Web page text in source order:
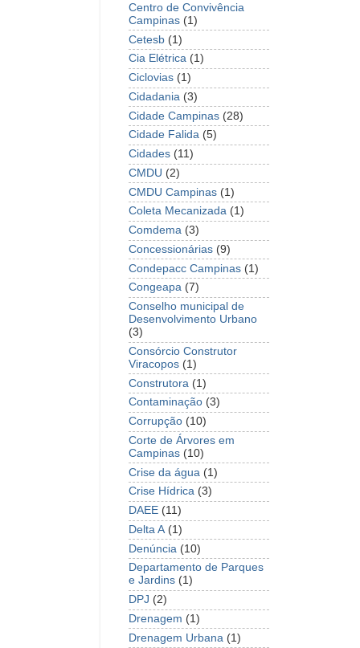
Centro de Convivência
Campinas (1)
Cetesb (1)
Cia Elétrica (1)
Ciclovias (1)
Cidadania (3)
Cidade Campinas (28)
Cidade Falida (5)
Cidades (11)
CMDU (2)
CMDU Campinas (1)
Coleta Mecanizada (1)
Comdema (3)
Concessionárias (9)
Condepacc Campinas (1)
Congeapa (7)
Conselho municipal de
Desenvolvimento Urbano
(3)
Consórcio Construtor
Viracopos (1)
Construtora (1)
Contaminação (3)
Corrupção (10)
Corte de Árvores em
Campinas (10)
Crise da água (1)
Crise Hídrica (3)
DAEE (11)
Delta A (1)
Denúncia (10)
Departamento de Parques
e Jardins (1)
DPJ (2)
Drenagem (1)
Drenagem Urbana (1)